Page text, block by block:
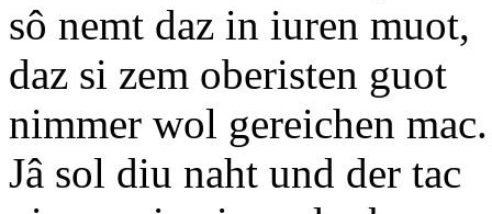
sô nemt daz in iuren muot,
daz si zem oberisten guot
nimmer wol gereichen mac.
Jâ sol diu naht und der